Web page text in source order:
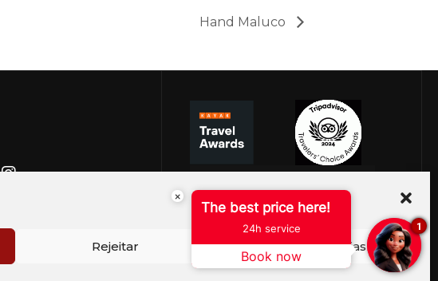
Rejeitar Ver preferências
Hand Maluco
×
The best price here!
24h service
Book now
1